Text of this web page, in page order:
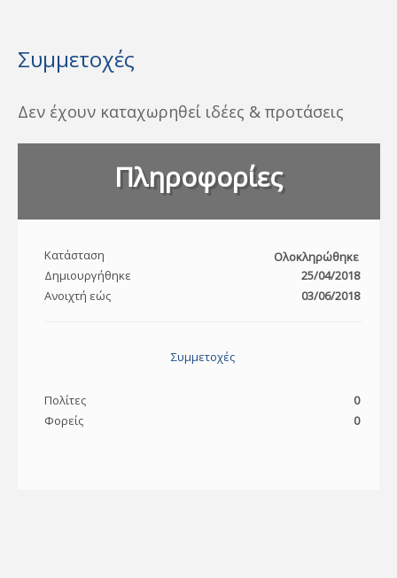
Συμμετοχές
Δεν έχουν καταχωρηθεί ιδέες & προτάσεις
Πληροφορίες
Κατάσταση
Ολοκληρώθηκε
Δημιουργήθηκε
25/04/2018
Ανοιχτή εώς
03/06/2018
Συμμετοχές
Πολίτες
0
Φορείς
0